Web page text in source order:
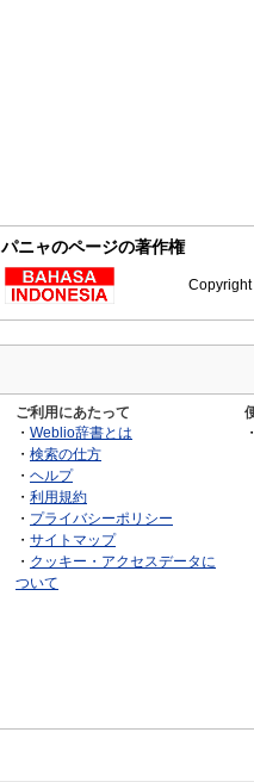
パニャのページの著作権
ご利用にあたって
・ Weblio辞書とは
・ 検索の仕方
・ ヘルプ
・ 利用規約
・ プライバシーポリシー
・ サイトマップ
・ クッキー・アクセスデータに
ついて
・